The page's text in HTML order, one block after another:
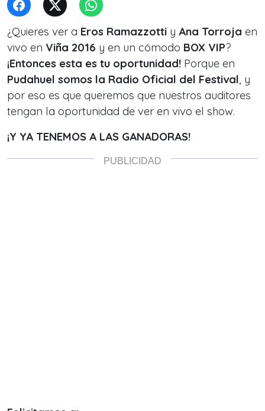
¿Quieres ver a Eros Ramazzotti y Ana Torroja en
vivo en Viña 2016 y en un cómodo BOX VIP?
¡Entonces esta es tu oportunidad! Porque en
Pudahuel somos la Radio Oficial del Festival, y
por eso es que queremos que nuestros auditores
tengan la oportunidad de ver en vivo el show.
¡Y YA TENEMOS A LAS GANADORAS!